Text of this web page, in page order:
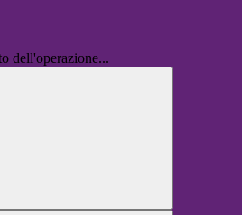
dell'operazione...